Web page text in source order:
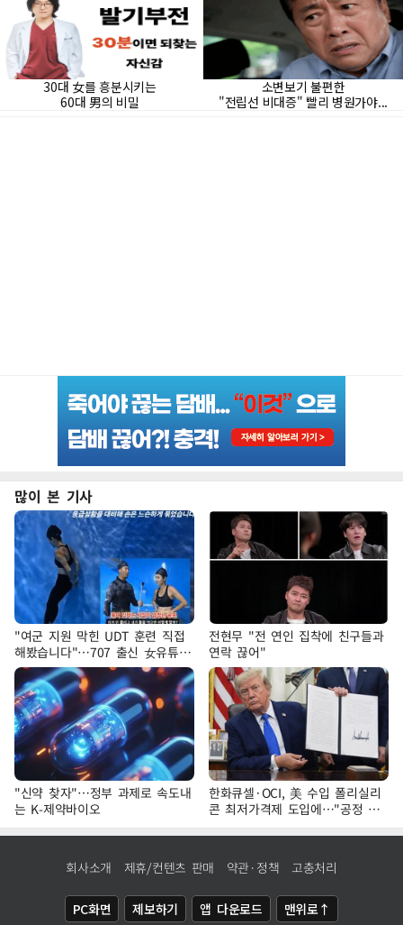
많이 본 기사
"여군 지원 막힌 UDT 훈련 직접
해봤습니다"…707 출신 女유튜버
'완벽 소화'
전현무 "전 연인 집착에 친구들과
연락 끊어"
"신약 찾자"…정부 과제로 속도내
는 K-제약바이오
한화큐셀·OCI, 美 수입 폴리실리
콘 최저가격제 도입에…"공정 경
쟁·수익성 개선 환영"
회사소개 제휴/컨텐츠 판매 약관·정책 고충처리
PC화면 제보하기 앱 다운로드 맨위로↑